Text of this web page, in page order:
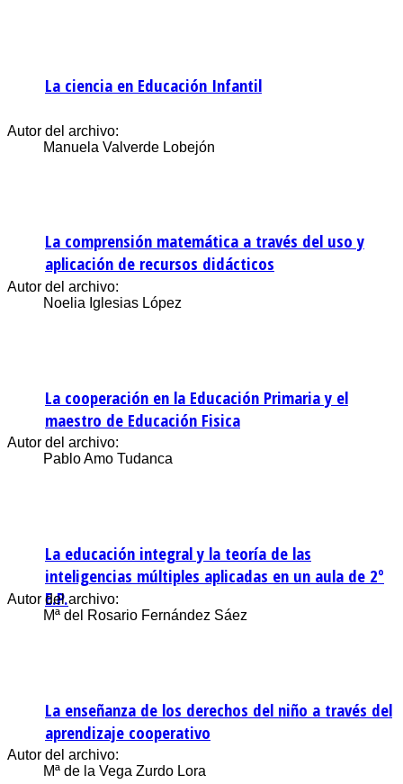
La ciencia en Educación Infantil
Autor del archivo:
Manuela Valverde Lobejón
La comprensión matemática a través del uso y
aplicación de recursos didácticos
Autor del archivo:
Noelia Iglesias López
La cooperación en la Educación Primaria y el
maestro de Educación Fisica
Autor del archivo:
Pablo Amo Tudanca
La educación integral y la teoría de las
inteligencias múltiples aplicadas en un aula de 2º
E.P.
Autor del archivo:
Mª del Rosario Fernández Sáez
La enseñanza de los derechos del niño a través del
aprendizaje cooperativo
Autor del archivo:
Mª de la Vega Zurdo Lora